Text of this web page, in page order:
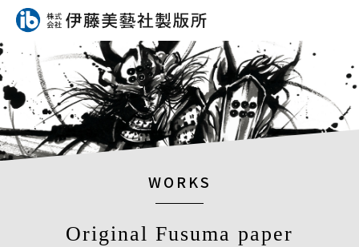
WORKS
Original Fusuma paper